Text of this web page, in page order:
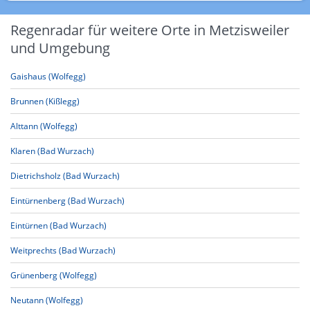
Regenradar für weitere Orte in Metzisweiler
und Umgebung
Gaishaus (Wolfegg)
Brunnen (Kißlegg)
Alttann (Wolfegg)
Klaren (Bad Wurzach)
Dietrichsholz (Bad Wurzach)
Eintürnenberg (Bad Wurzach)
Eintürnen (Bad Wurzach)
Weitprechts (Bad Wurzach)
Grünenberg (Wolfegg)
Neutann (Wolfegg)